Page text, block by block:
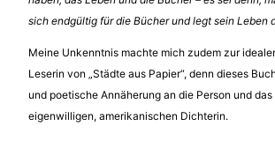
sich endgültig für die Bücher und legt sein Leben
Meine Unkenntnis machte mich zudem zur
Leserin von „Städte aus Papier“, denn dieses
und poetische Annäherung an die Person und
eigenwilligen, amerikanischen Dichterin.